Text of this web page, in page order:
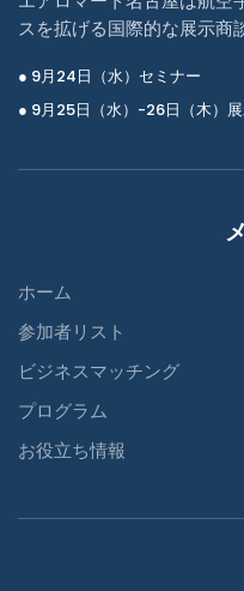
スを拡げる国際的な展示商
● 9月24日（水）セミナー
● 9月25日（水）-26日（木）
ホーム
参加者リスト
ビジネスマッチング
プログラム
お役立ち情報